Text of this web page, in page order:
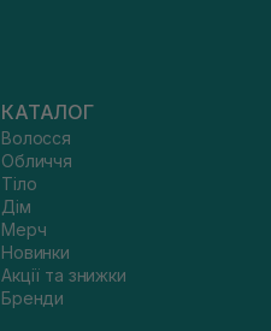
КАТАЛОГ
Волосся
Обличчя
Тіло
Дім
Мерч
Новинки
Акції та знижки
Бренди